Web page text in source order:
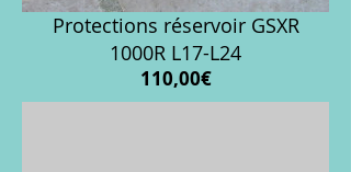
Protections réservoir GSXR
1000R L17-L24
110,00€Prix